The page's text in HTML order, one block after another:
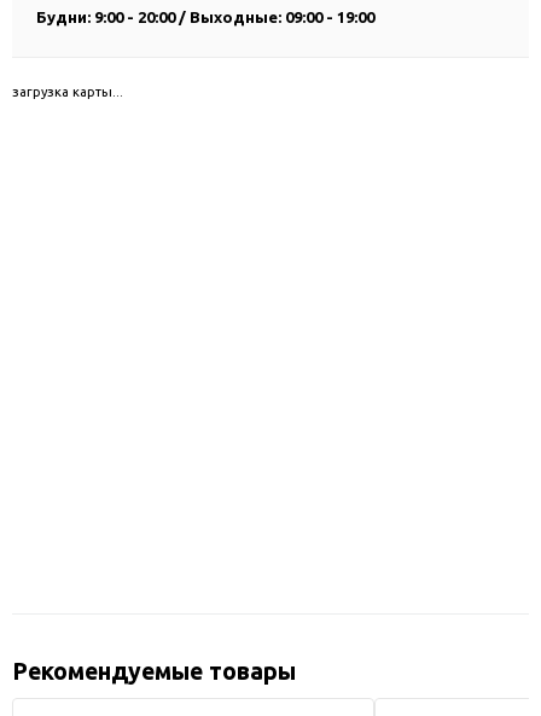
Будни: 9:00 - 20:00 / Выходные: 09:00 - 19:00
загрузка карты...
Рекомендуемые товары